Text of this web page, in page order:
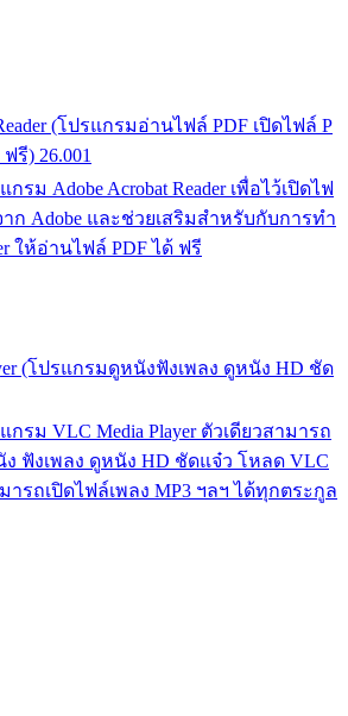
(โปรแกรมอ่านไฟล์ PDF เปิดไฟล์ P
รี) 26.001
รม Adobe Acrobat Reader เพื่อไว้เปิดไฟ
าก Adobe และช่วยเสริมสำหรับกับการทำ
ให้อ่านไฟล์ PDF ได้ ฟรี
(โปรแกรมดูหนังฟังเพลง ดูหนัง HD ชัด
รม VLC Media Player ตัวเดียวสามารถ
ฟังเพลง ดูหนัง HD ชัดแจ๋ว โหลด VLC
ารถเปิดไฟล์เพลง MP3 ฯลฯ ได้ทุกตระกูล